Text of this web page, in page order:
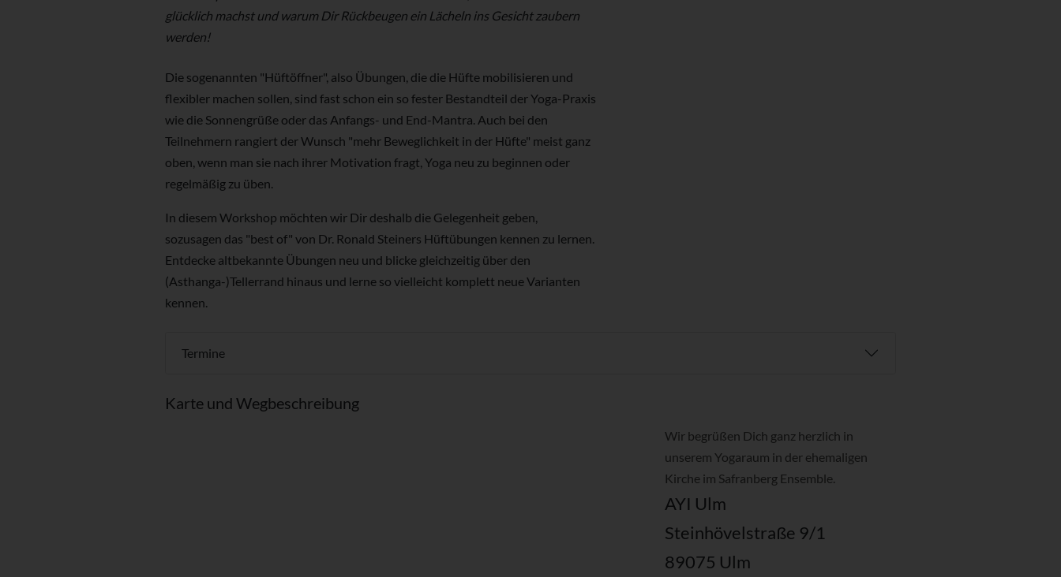
glücklich machst und warum Dir Rückbeugen ein Lächeln ins Gesicht zaubern
werden!
Die sogenannten "Hüftöffner", also Übungen, die die Hüfte mobilisieren und
flexibler machen sollen, sind fast schon ein so fester Bestandteil der Yoga-Praxis
wie die Sonnengrüße oder das Anfangs- und End-Mantra. Auch bei den
Teilnehmern rangiert der Wunsch "mehr Beweglichkeit in der Hüfte" meist ganz
oben, wenn man sie nach ihrer Motivation fragt, Yoga neu zu beginnen oder
regelmäßig zu üben.
In diesem Workshop möchten wir Dir deshalb die Gelegenheit geben,
sozusagen das "best of" von Dr. Ronald Steiners Hüftübungen kennen zu lernen.
Entdecke altbekannte Übungen neu und blicke gleichzeitig über den
(Asthanga-)Tellerrand hinaus und lerne so vielleicht komplett neue Varianten
kennen.
Termine
Karte und Wegbeschreibung
Wir begrüßen Dich ganz herzlich in
unserem Yogaraum in der ehemaligen
Kirche im Safranberg Ensemble.
AYI Ulm
Steinhövelstraße 9/1
89075 Ulm